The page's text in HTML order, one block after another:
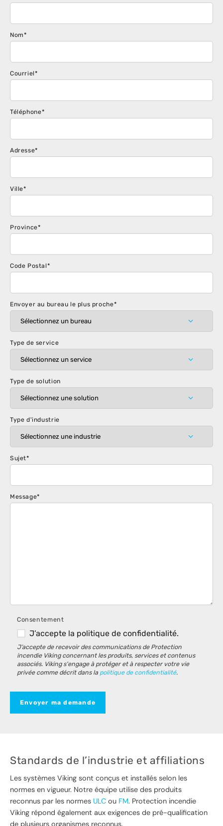
Nom*
Courriel*
Téléphone*
Adresse*
Ville*
Province*
Code Postal*
Envoyer au bureau le plus proche*
Type de service
Type de solution
Type d'industrie
Sujet*
Message*
Consentement
J’accepte la politique de confidentialité.
J’accepte de recevoir des communications de Protection
incendie Viking concernant les produits, services et contenus
associés. Viking s'engage à protéger et à respecter votre vie
privée comme décrit dans la politique de confidentialité.
Envoyer ma demande
Standards de l’industrie et affiliations
Les systèmes Viking sont conçus et installés selon les
normes en vigueur. Notre équipe utilise des produits
reconnus par les normes ULC ou FM. Protection incendie
Viking répond également aux exigences de pré-qualification
de plusieurs organismes reconnus.